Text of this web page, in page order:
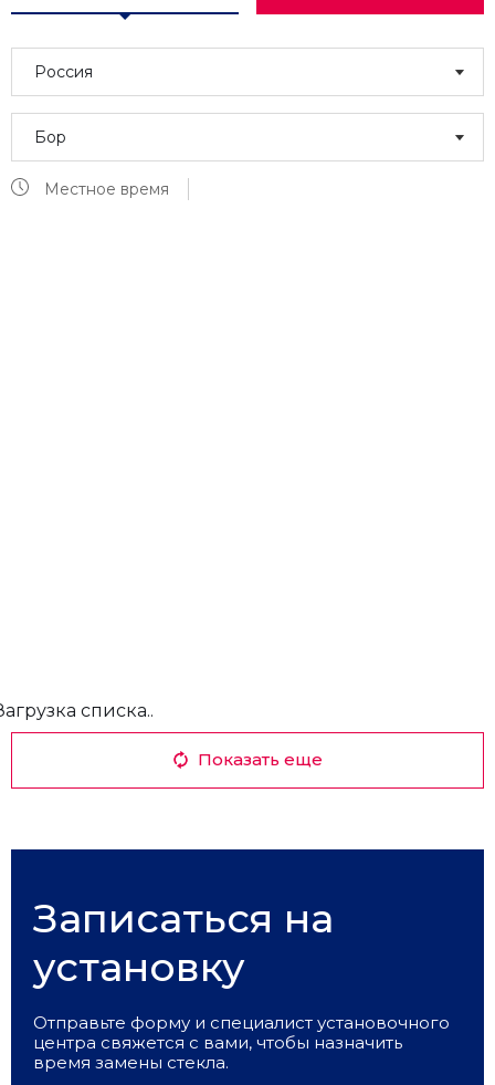
Россия
Бор
Местное время
списка..
Показать еще
Записаться на
установку
Отправьте форму и специалист установочного
центра свяжется с вами, чтобы назначить
время замены стекла.